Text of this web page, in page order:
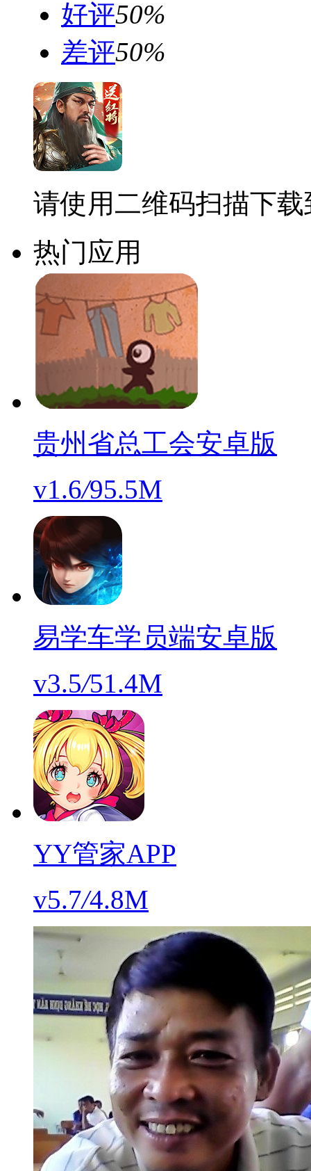
好评50%
差评50%
请使用二维码扫描下
热门应用
贵州省总工会安卓版
v1.6/95.5M
易学车学员端安卓版
v3.5/51.4M
YY管家APP
v5.7/4.8M